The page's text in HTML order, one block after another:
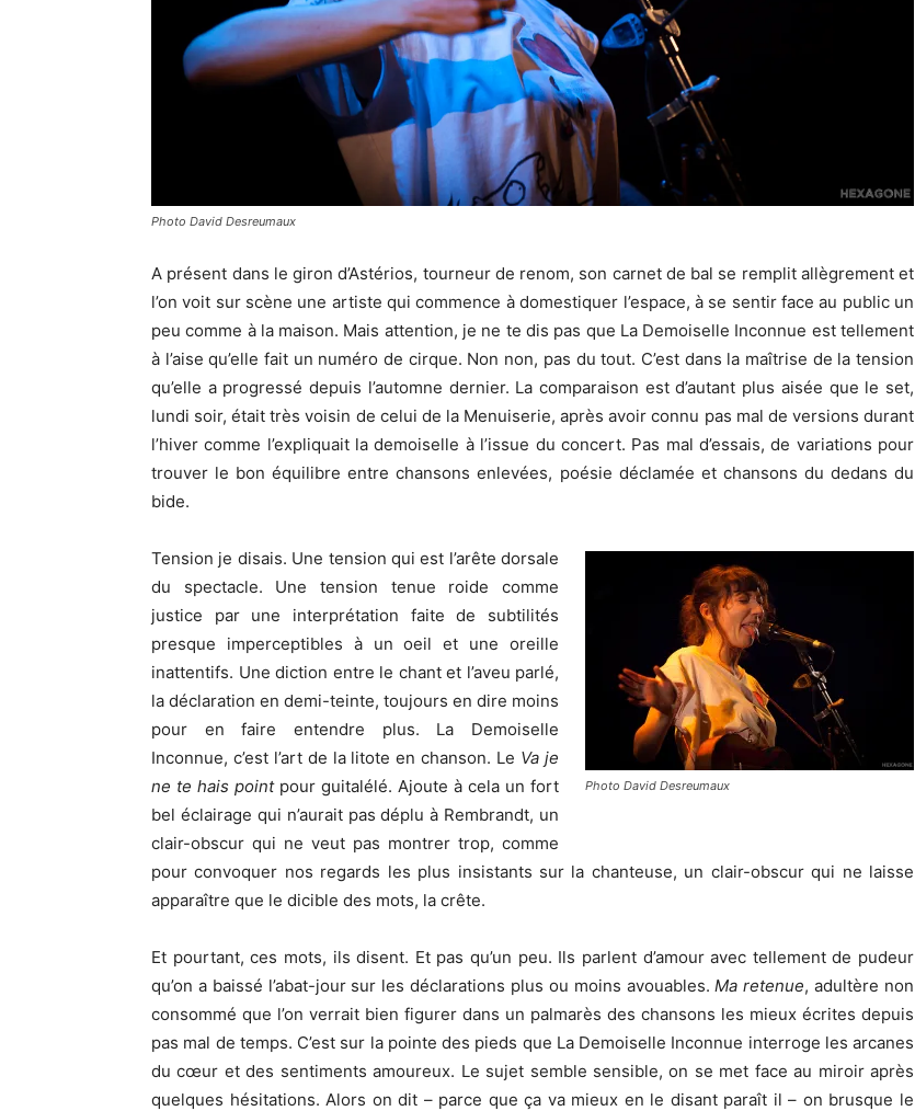
Photo David Desreumaux
A présent dans le giron d’Astérios, tourneur de renom, son carnet de bal se remplit allègrement et
l’on voit sur scène une artiste qui commence à domestiquer l’espace, à se sentir face au public un
peu comme à la maison. Mais attention, je ne te dis pas que La Demoiselle Inconnue est tellement
à l’aise qu’elle fait un numéro de cirque. Non non, pas du tout. C’est dans la maîtrise de la tension
qu’elle a progressé depuis l’automne dernier. La comparaison est d’autant plus aisée que le set,
lundi soir, était très voisin de celui de la Menuiserie, après avoir connu pas mal de versions durant
l’hiver comme l’expliquait la demoiselle à l’issue du concert. Pas mal d’essais, de variations pour
trouver le bon équilibre entre chansons enlevées, poésie déclamée et chansons du dedans du
bide.
Photo David Desreumaux
Tension je disais. Une tension qui est l’arête dorsale
du spectacle. Une tension tenue roide comme
justice par une interprétation faite de subtilités
presque imperceptibles à un oeil et une oreille
inattentifs. Une diction entre le chant et l’aveu parlé,
la déclaration en demi-teinte, toujours en dire moins
pour en faire entendre plus. La Demoiselle
Inconnue, c’est l’art de la litote en chanson. Le Va je
ne te hais pointpour guitalélé. Ajoute à cela un fort
bel éclairage qui n’aurait pas déplu à Rembrandt, un
clair-obscur qui ne veut pas montrer trop, comme
pour convoquer nos regards les plus insistants sur la chanteuse, un clair-obscur qui ne laisse
apparaître que le dicible des mots, la crête.
Et pourtant, ces mots, ils disent. Et pas qu’un peu. Ils parlent d’amour avec tellement de pudeur
qu’on a baissé l’abat-jour sur les déclarations plus ou moins avouables.Ma retenue, adultère non
consommé que l’on verrait bien figurer dans un palmarès des chansons les mieux écrites depuis
pas mal de temps. C’est sur la pointe des pieds que La Demoiselle Inconnue interroge les arcanes
du cœur et des sentiments amoureux. Le sujet semble sensible, on se met face au miroir après
quelques hésitations. Alors on dit – parce que ça va mieux en le disant paraît il – on brusque le